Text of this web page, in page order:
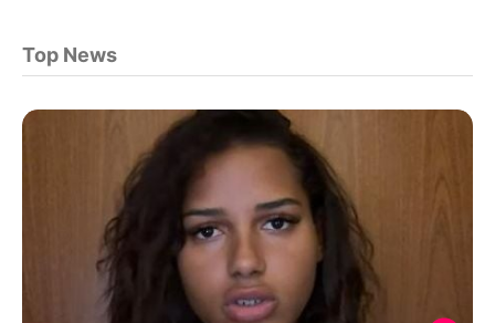
Top News